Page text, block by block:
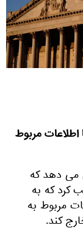
مربوط
می دهد که
کرد که به
مربوط به
کند.